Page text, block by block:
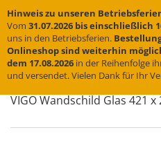
Hinweis zu unseren
Vom 31.07.2026 bis einschließlich
uns in den Betriebsferien.
Onlineshop sind weiterhin
dem 17.08.2026 in der Reihenfolge
und versendet. Vielen Dank für Ihr
« Erster « zurück weiter »
9Artikel in dieser Kategorie
VIGO Wand­schild Glas 421